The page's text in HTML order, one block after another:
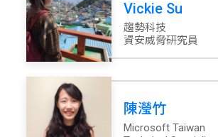
Vickie Su
趨勢科技
資安威脅研究員
陳瀅竹
Microsoft Taiwan